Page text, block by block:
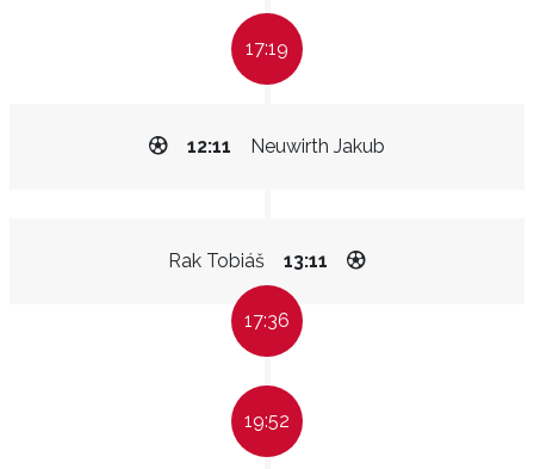
17:19
Neuwirth Jakub
12:11
Rak Tobiáš 13:11
17:36
19:52